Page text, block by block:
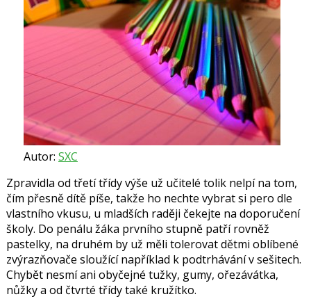
Autor: SXC
Zpravidla od třetí třídy výše už učitelé tolik nelpí na tom,
čím přesně dítě píše, takže ho nechte vybrat si pero dle
vlastního vkusu, u mladších raději čekejte na doporučení
školy. Do penálu žáka prvního stupně patří rovněž
pastelky, na druhém by už měli tolerovat dětmi oblíbené
zvýrazňovače sloužící například k podtrhávání v sešitech.
Chybět nesmí ani obyčejné tužky, gumy, ořezávátka,
nůžky a od čtvrté třídy také kružítko.